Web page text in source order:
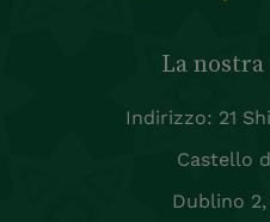
La
Indirizzo: 21
Castello
Dublino 2,